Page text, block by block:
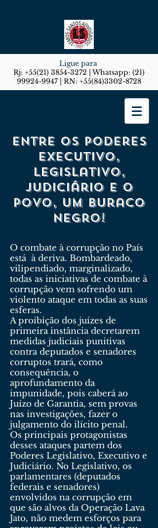
Ligue para
Rj: +55(21) 3854-3272 | Whatsapp: (21)
99924-9947 | RN: +55(84)3302-8728
Entre os Poderes
Executivo,
Legislativo,
Judiciário e o
povo, um buraco
negro!
O combate à corrupção no País
está à deriva. Bombardeado,
vilipendiado, marginalizado,
todas as iniciativas de combate à
corrupção vem sofrendo um
violento ataque em todas as suas
esferas.
A proibição dos juízes de
primeira instância decretarem
medidas judiciais punitivas
contra deputados e senadores
corruptos trará, como
consequência, o
aprofundamento da
impunidade, pois caberá ao
Juízo de Garantia, sem provas
nas investigações, fazer o
julgamento do ilícito penal.
Os principais protagonistas
desses ataques partem dos
Poderes Legislativo, Executivo e
Judiciário. No Legislativo, os
parlamentares (deputados
federais e senadores)
envolvidos na corrupção em
que são alvos da Operação Lava
Jato, não medem esforços para